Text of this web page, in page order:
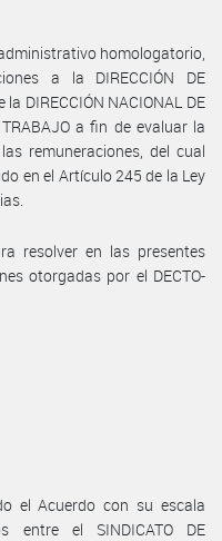
homologatorio,
a la DIRECCIÓN DE
DIRECCIÓN NACIONAL DE
TRABAJO a fin de evaluar la
remuneraciones, del cual
en el Artículo 245 de la Ley
resolver en las presentes
otorgadas por el DECTO-
el Acuerdo con su escala
entre el SINDICATO DE